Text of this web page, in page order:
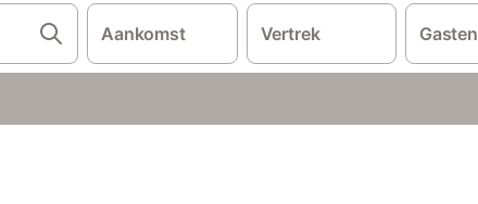
Aankomst Vertrek Gasten